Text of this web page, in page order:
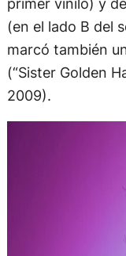
(en el lado B del
marcó también
(“Sister Golden
2009).